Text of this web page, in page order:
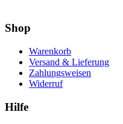
Shop
Warenkorb
Versand & Lieferung
Zahlungsweisen
Widerruf
Hilfe